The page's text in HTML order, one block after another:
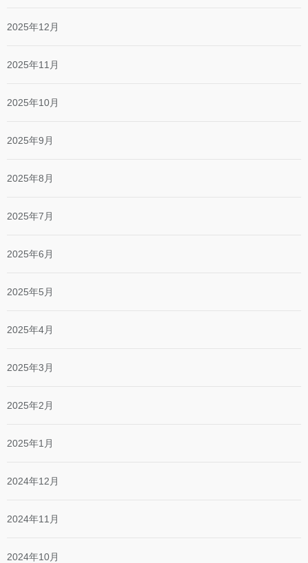
2025年12月
2025年11月
2025年10月
2025年9月
2025年8月
2025年7月
2025年6月
2025年5月
2025年4月
2025年3月
2025年2月
2025年1月
2024年12月
2024年11月
2024年10月